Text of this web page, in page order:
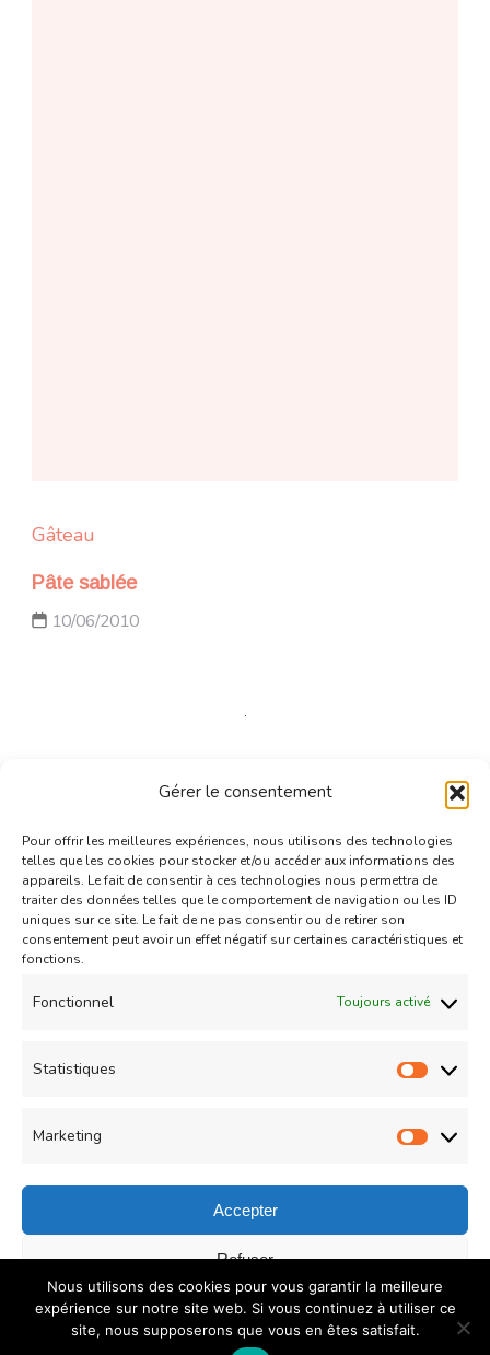
Gérer le consentement
Pour offrir les meilleures expériences, nous utilisons des technologies
telles que les cookies pour stocker et/ou accéder aux informations des
appareils. Le fait de consentir à ces technologies nous permettra de
traiter des données telles que le comportement de navigation ou les ID
uniques sur ce site. Le fait de ne pas consentir ou de retirer son
consentement peut avoir un effet négatif sur certaines caractéristiques et
fonctions.
Fonctionnel Toujours activé
Statistiques
Marketing
Accepter
Refuser
Enregistrer les préférences
Gâteau
Pâte sablée
10/06/2010
Updated on08/11/2013
Desserts
framboises)
© Copyright 2026COUZINA.fr : Cuisine du Monde. All
Rights Reserved.Recipe Quest | Developed ByWP
Delicious. Powered byWordPress.
Politique de
Nous utilisons des cookies pour vous garantir la meilleure
expérience sur notre site web. Si vous continuez à utiliser ce
site, nous supposerons que vous en êtes satisfait.